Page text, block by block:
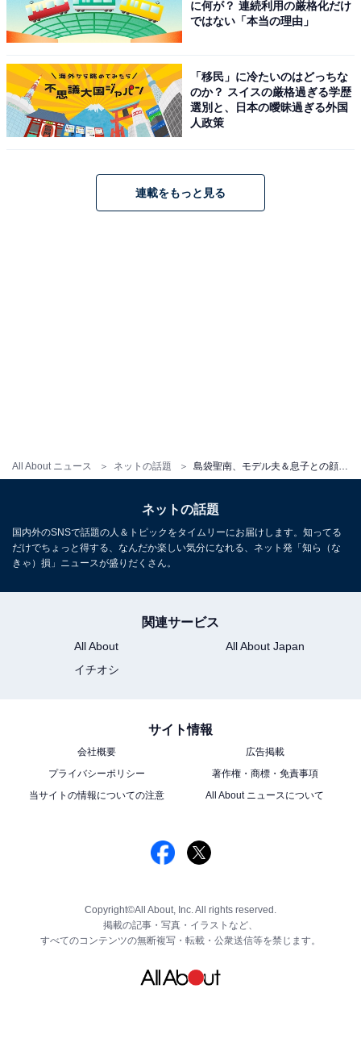
All About ニュース ネットの話題
に何が？ 連続利用の厳格化だけ
ではない「本当の理由」
「移民」に冷たいのはどっちな
のか？ スイスの厳格過ぎる学歴
選別と、日本の曖昧過ぎる外国
人政策
連載をもっと見る
ネットの話題
国内外のSNSで話題の人＆トピックをタイムリーにお届けします。知ってる
だけでちょっと得する、なんだか楽しい気分になれる、ネット発「知ら（な
きゃ）損」ニュースが盛りだくさん。
関連サービス
All About
All About Japan
イチオシ
サイト情報
会社概要
広告掲載
プライバシーポリシー
著作権・商標・免責事項
当サイトの情報についての注意
All About ニュースについて
Copyright©All About, Inc. All rights reserved.
掲載の記事・写真・イラストなど、
すべてのコンテンツの無断複写・転載・公衆送信等を禁じます。